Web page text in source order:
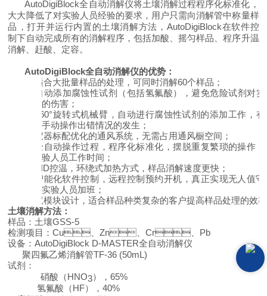
AutoDigiBlock全自动消解仪将土壤消解过程程序化标准化，
大大降低了对实验人员经验的要求，用户只需向消解管中称量样
品，打开并运行内置的土壤消解方法，AutoDigiBlock在软件控
制下自动完成所有的消解程序，包括加酸、摇匀样品、程序升温
消解、赶酸、定容。
AutoDigiBlock全自动消解仪的优势：
适合大批量样品的处理，可同时消解60个样品；
自动添加腐蚀性试剂（包括氢氟酸），避免危险试剂对
的伤害；
360°旋转式机械臂，自动进行腐蚀性试剂的添加工作，
手动操作出错情况的发生；
仪器标配优化的通风系统，无需占用通风橱空间；
全自动操作过程，程序化标准化，摆脱重复繁琐的操作
验人员工作时间；
ID控温， 环绕式加热方式， 样品消解速度更快；
智能化软件控制，远程控制预约开机，真正实现无人值守
实验人员加班 ；
双模块设计，适合样品种类复杂的客户提高样品处理的效率
土壤消解方法：
样品：土壤GSS-5
检测项目：Cu、Zn、Cr、Pb
设备：AutoDigiBlock D-MASTER全自动消解仪
聚四氟乙烯消解管TF-36 (50mL)
试剂：
硝酸（HNO3），65%
氢氟酸（HF），40%